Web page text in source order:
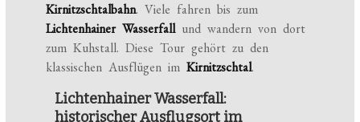
Kirnitzschtalbahn. Viele fahren bis zum
Lichtenhainer Wasserfallund wandern von dort
zum Kuhstall. Diese Tour gehört zu den
klassischen Ausflügen imKirnitzschtal.
Lichtenhainer Wasserfall:
historischer Ausflugsort im